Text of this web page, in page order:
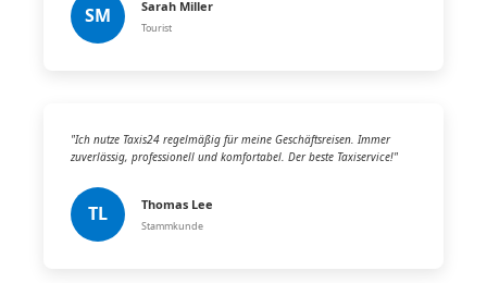
SM Sarah Miller
Tourist
"Ich nutze Taxis24 regelmäßig für meine Geschäftsreisen. Immer
zuverlässig, professionell und komfortabel. Der beste Taxiservice!"
TL Thomas Lee
Stammkunde